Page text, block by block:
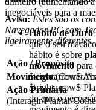
Aviso: Estes são os
Navegador PC com
ligeiramente diferentes.
Ação / Propósito
Movimento(Correr/
Ação Primária
(Interagir/Plantar/
inegociáveis para a
Hábito de Ouro
que o seu
hábito é sobre
movimento
$\rightarrow$
$\rightarrow$
do que o